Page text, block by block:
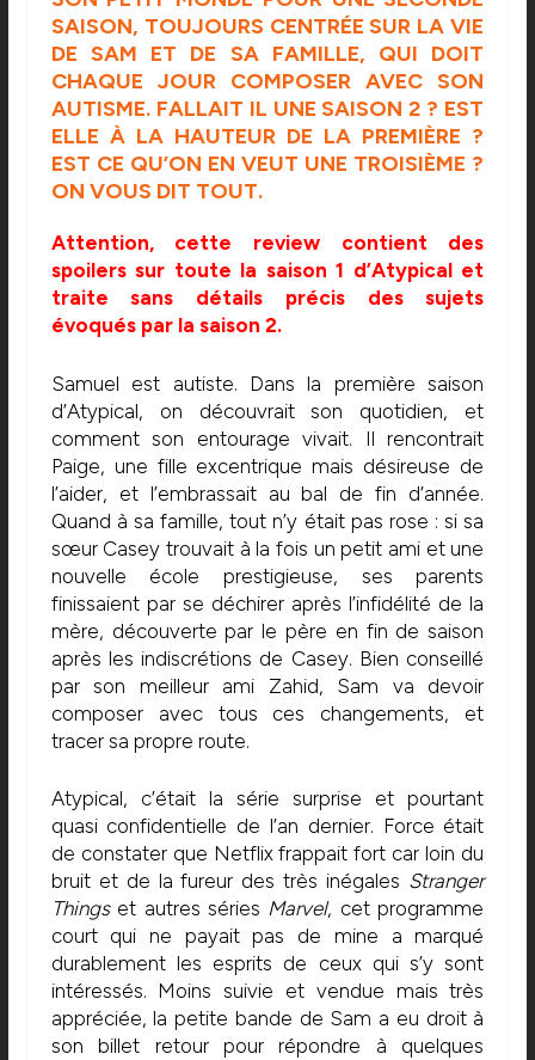
SAISON, TOUJOURS CENTRÉE SUR LA VIE
DE SAM ET DE SA FAMILLE, QUI DOIT
CHAQUE JOUR COMPOSER AVEC SON
AUTISME. FALLAIT IL UNE SAISON 2 ? EST
ELLE À LA HAUTEUR DE LA PREMIÈRE ?
EST CE QU’ON EN VEUT UNE TROISIÈME ?
ON VOUS DIT TOUT.
Attention, cette review contient des
spoilers sur toute la saison 1 d’Atypical et
traite sans détails précis des sujets
évoqués par la saison 2.
Samuel est autiste. Dans la première saison
d’Atypical, on découvrait son quotidien, et
comment son entourage vivait. Il rencontrait
Paige, une fille excentrique mais désireuse de
l’aider, et l’embrassait au bal de fin d’année.
Quand à sa famille, tout n’y était pas rose : si sa
sœur Casey trouvait à la fois un petit ami et une
nouvelle école prestigieuse, ses parents
finissaient par se déchirer après l’infidélité de la
mère, découverte par le père en fin de saison
après les indiscrétions de Casey. Bien conseillé
par son meilleur ami Zahid, Sam va devoir
composer avec tous ces changements, et
tracer sa propre route.
Atypical, c’était la série surprise et pourtant
quasi confidentielle de l’an dernier. Force était
de constater que Netflix frappait fort car loin du
bruit et de la fureur des très inégales Stranger
Thingset autres séries Marvel, cet programme
court qui ne payait pas de mine a marqué
durablement les esprits de ceux qui s’y sont
intéressés. Moins suivie et vendue mais très
appréciée, la petite bande de Sam a eu droit à
son billet retour pour répondre à quelques